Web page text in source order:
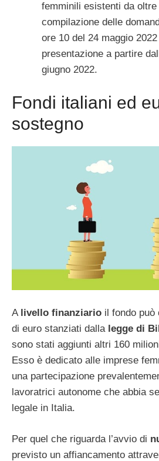
femminili esistenti da oltre
compilazione delle
ore 10 del 24 maggio
presentazione a partire
giugno 2022.
Fondi italiani ed
sostegno
A livello finanziario il fondo può
di euro stanziati dalla legge di
sono stati aggiunti altri 160
Esso è dedicato alle imprese
una partecipazione
lavoratrici autonome che abbia
legale in Italia.
Per quel che riguarda l’avvio di
previsto un affiancamento